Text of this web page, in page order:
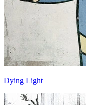
Dying Light